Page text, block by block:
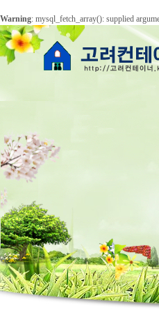
Warning: mysql_fetch_array(): supplied